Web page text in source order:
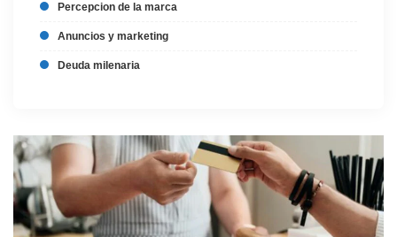
Percepcion de la marca
Anuncios y marketing
Deuda milenaria